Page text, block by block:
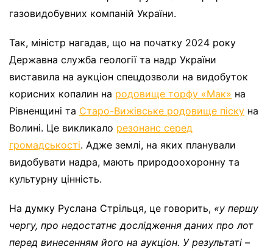
газовидобувних компаній України.
Так, міністр нагадав, що на початку 2024 року
Державна служба геології та надр України
виставила на аукціон спецдозволи на видобуток
корисних копалин на родовище торфу «Мак» на
Рівненщині та Старо-Вижівське родовище піску на
Волині. Це викликало резонанс серед
громадськості. Адже землі, на яких планували
видобувати надра, мають природоохоронну та
культурну цінність.
На думку Руслана Стрільця, це говорить, «у першу
чергу, про недостатнє дослідження даних про лот
перед винесенням його на аукціон. У результаті –